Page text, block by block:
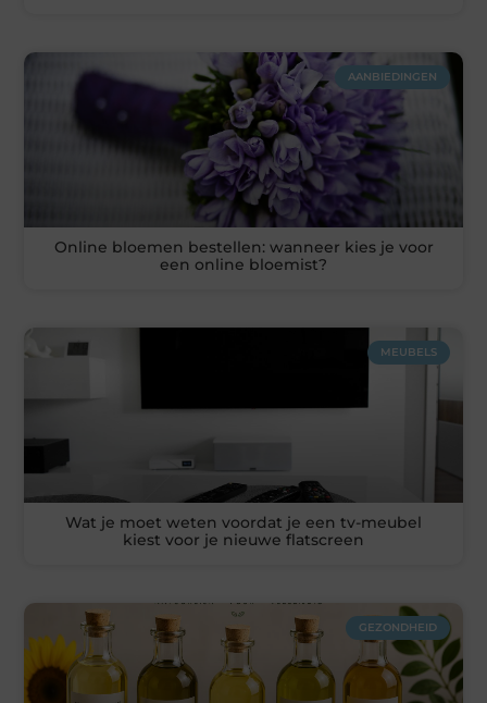
AANBIEDINGEN
Online bloemen bestellen: wanneer kies je voor
een online bloemist?
MEUBELS
Wat je moet weten voordat je een tv-meubel
kiest voor je nieuwe flatscreen
GEZONDHEID